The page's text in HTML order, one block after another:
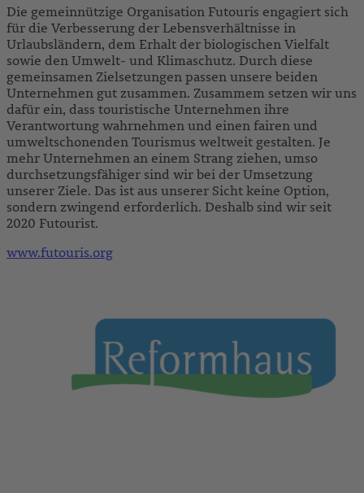
Die gemeinnützige Organisation Futouris engagiert sich
für die Verbesserung der Lebensverhältnisse in
Urlaubsländern, dem Erhalt der biologischen Vielfalt
sowie den Umwelt- und Klimaschutz. Durch diese
gemeinsamen Zielsetzungen passen unsere beiden
Unternehmen gut zusammen. Zusammem setzen wir uns
dafür ein, dass touristische Unternehmen ihre
Verantwortung wahrnehmen und einen fairen und
umweltschonenden Tourismus weltweit gestalten. Je
mehr Unternehmen an einem Strang ziehen, umso
durchsetzungsfähiger sind wir bei der Umsetzung
unserer Ziele. Das ist aus unserer Sicht keine Option,
sondern zwingend erforderlich. Deshalb sind wir seit
2020 Futourist.
www.futouris.org